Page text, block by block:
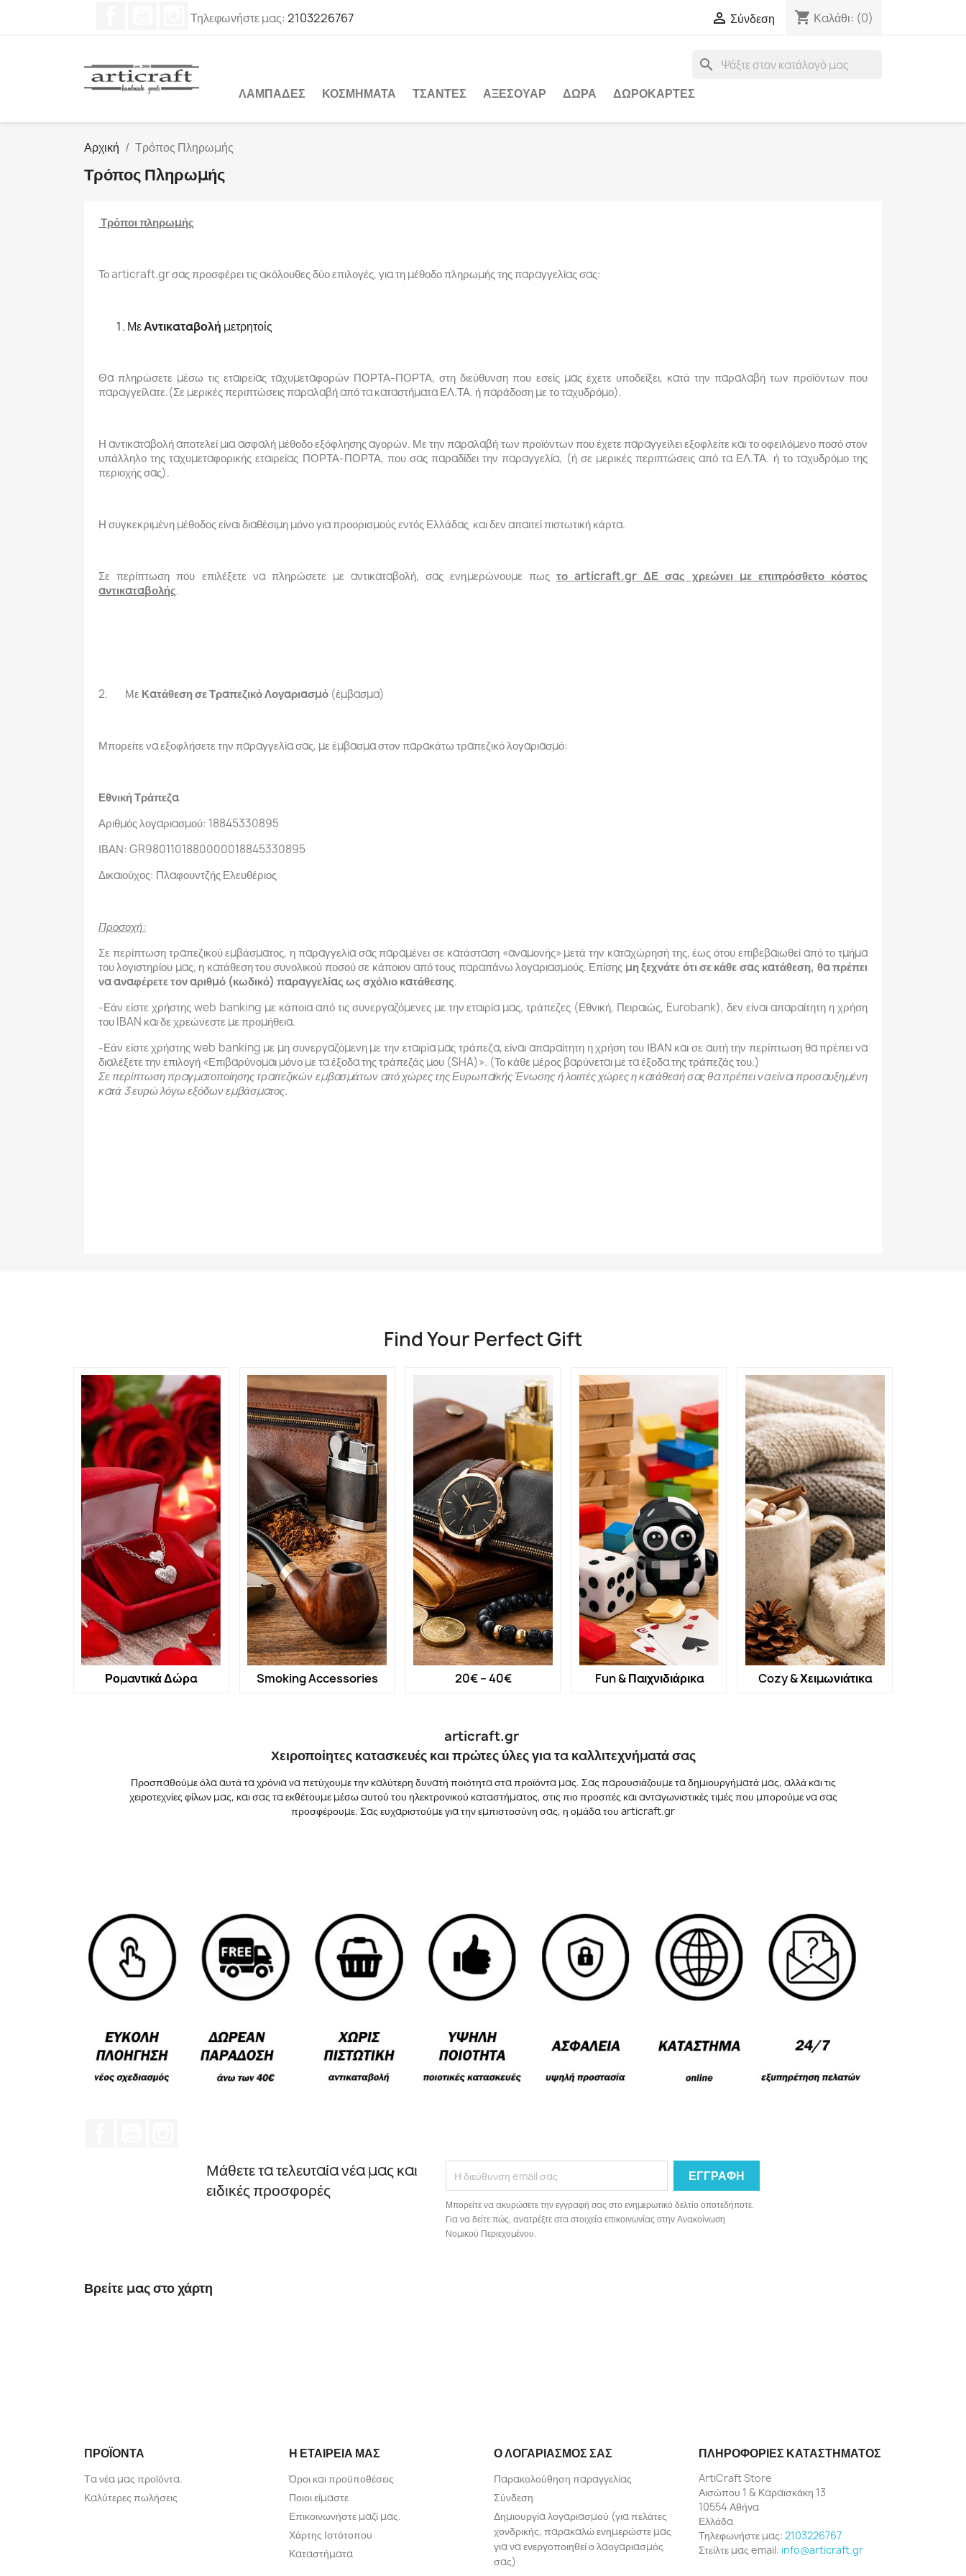
Τηλεφωνήστε μας:2103226767  Σύνδεση shopping_cart Καλάθι: (0)
search
ΛΑΜΠΆΔΕΣ ΚΟΣΜΉΜΑΤΑ ΤΣΆΝΤΕΣ ΑΞΕΣΟΥΆΡ ΔΏΡΑ ΔΩΡΟΚΆΡΤΕΣ
Αρχική Τρόπος Πληρωμής
Τρόπος Πληρωμής
Τρόποι πληρωμής
Το articraft.gr σας προσφέρει τις ακόλουθες δύο επιλογές, για τη μέθοδο πληρωμής της παραγγελίας σας:
ΜεΑντικαταβολή μετρητοίς
Θα πληρώσετε μέσω τις εταιρείας ταχυμεταφορών ΠΟΡΤΑ-ΠΟΡΤΑ, στη διεύθυνση που εσείς μας έχετε υποδείξει, κατά την παραλαβή των προϊόντων που
παραγγείλατε.(Σε μερικές περιπτώσεις παραλαβή από τα καταστήματα ΕΛ.ΤΑ. ή παράδοση με το ταχυδρόμο).
Η αντικαταβολή αποτελεί μια ασφαλή μέθοδο εξόφλησης αγορών. Με την παραλαβή των προϊόντων που έχετε παραγγείλει εξοφλείτε και το οφειλόμενο ποσό στον
υπάλληλο της ταχυμεταφορικής εταιρείας ΠΟΡΤΑ-ΠΟΡΤΑ, που σας παραδίδει την παραγγελία, (ή σε μερικές περιπτώσεις από τα ΕΛ.ΤΑ. ή το ταχυδρόμο της
περιοχής σας).
Η συγκεκριμένη μέθοδος είναι διαθέσιμη μόνο για προορισμούς εντός Ελλάδας και δεν απαιτεί πιστωτική κάρτα.
Σε περίπτωση που επιλέξετε να πληρώσετε με αντικαταβολή, σας ενημερώνουμε πως τοarticraft.gr ΔΕ σας χρεώνει με επιπρόσθετο κόστος
αντικαταβολής.
2. Με Κατάθεση σε Τραπεζικό Λογαριασμό (έμβασμα)
Μπορείτε να εξοφλήσετε την παραγγελία σας, με έμβασμα στον παρακάτω τραπεζικό λογαριασμό:
Εθνική Τράπεζα
Αριθμός λογαριασμού: 18845330895
ΙΒΑΝ: GR9801101880000018845330895
Δικαιούχος: Πλαφουντζής Ελευθέριος
Προσοχή:
Σε περίπτωση τραπεζικού εμβάσματος, η παραγγελία σας παραμένει σε κατάσταση «αναμονής» μετά την καταχώρησή της, έως ότου επιβεβαιωθεί από το τμήμα
του λογιστηρίου μας, η κατάθεση του συνολικού ποσού σε κάποιον από τους παραπάνω λογαριασμούς. Επίσης μη ξεχνάτε ότι σε κάθε σας κατάθεση, θα πρέπει
να αναφέρετε τον αριθμό (κωδικό) παραγγελίας ως σχόλιο κατάθεσης.
-Εάν είστε χρήστης web banking με κάποια από τις συνεργαζόμενες με την εταιρία μας, τράπεζες (Εθνική, Πειραιώς, Eurobank), δεν είναι απαραίτητη η χρήση
του IBAN και δε χρεώνεστε με προμήθεια.
-Εάν είστε χρήστης web banking με μη συνεργαζόμενη με την εταιρία μας τράπεζα, είναι απαραίτητη η χρήση του ΙΒΑΝ και σε αυτή την περίπτωση θα πρέπει να
διαλέξετε την επιλογή «Επιβαρύνομαι μόνο με τα έξοδα της τράπεζάς μου (SHA)». (Το κάθε μέρος βαρύνεται με τα έξοδα της τράπεζάς του.)
Σε περίπτωση πραγματοποίησης τραπεζικών εμβασμάτων από χώρες της Ευρωπαϊκής Ένωσης ή λοιπές χώρες η κατάθεσή σας θα πρέπει να είναι προσαυξημένη
κατά 3 ευρώ λόγω εξόδων εμβάσματος.
Find Your Perfect Gift
Ρομαντικά Δώρα Smoking Accessories 20€ – 40€ Fun & Παιχνιδιάρικα Cozy & Χειμωνιάτικα
articraft.gr
Χειροποίητες κατασκευές και πρώτες ύλες για τα καλλιτεχνήματά σας
Προσπαθούμε όλα αυτά τα χρόνια να πετύχουμε την καλύτερη δυνατή ποιότητα στα προϊόντα μας. Σας παρουσιάζουμε τα δημιουργήματά μας, αλλά και τις
χειροτεχνίες φίλων μας, και σας τα εκθέτουμε μέσω αυτού του ηλεκτρονικού καταστήματος, στις πιο προσιτές και ανταγωνιστικές τιμές που μπορούμε να σας
προσφέρουμε. Σας ευχαριστούμε για την εμπιστοσύνη σας, η ομάδα του articraft.gr
Μάθετε τα τελευταία νέα μας και
ειδικές προσφορές
Μπορείτε να ακυρώσετε την εγγραφή σας στο ενημερωτικό δελτίο οποτεδήποτε.
Για να δείτε πώς, ανατρέξτε στα στοιχεία επικοινωνίας στην Ανακοίνωση
Νομικού Περιεχομένου.
Βρείτε μας στο χάρτη
ΠΡΟΪΌΝΤΑ
Τα νέα μας προϊόντα.
Καλύτερες πωλήσεις
Η ΕΤΑΙΡΕΊΑ ΜΑΣ
Όροι και προϋποθέσεις
Ποιοι είμαστε
Επικοινωνήστε μαζί μας.
Χάρτης Ιστότοπου
Καταστήματα
Ο ΛΟΓΑΡΙΑΣΜΌΣ ΣΑΣ
Παρακολούθηση παραγγελίας
Σύνδεση
Δημιουργία λογαριασμού (για πελάτες
χονδρικής, παρακαλώ ενημερώστε μας
για να ενεργοποιηθεί ο λαογαριασμός
σας)
ΠΛΗΡΟΦΟΡΊΕΣ ΚΑΤΑΣΤΉΜΑΤΟΣ
ArtiCraft Store
Αισώπου 1 & Καραϊσκάκη 13
10554 Αθήνα
Ελλάδα
Τηλεφωνήστε μας: 2103226767
Στείλτε μας email: info@articraft.gr